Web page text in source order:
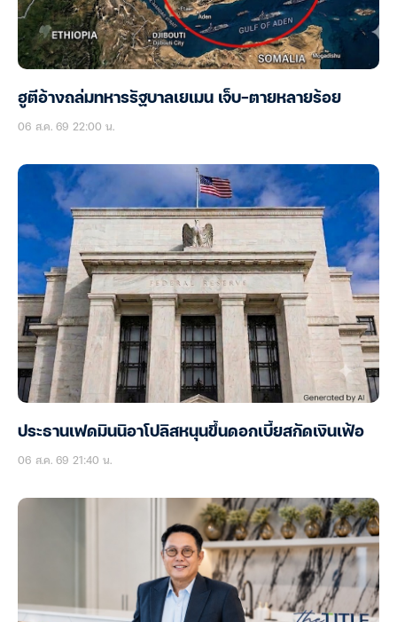
ฮูตีอ้างถล่มทหารรัฐบาลเยเมน เจ็บ-ตายหลายร้อย
06 ส.ค. 69 22:00 น.
ประธานเฟดมินนิอาโปลิสหนุนขึ้นดอกเบี้ยสกัดเงินเฟ้อ
06 ส.ค. 69 21:40 น.